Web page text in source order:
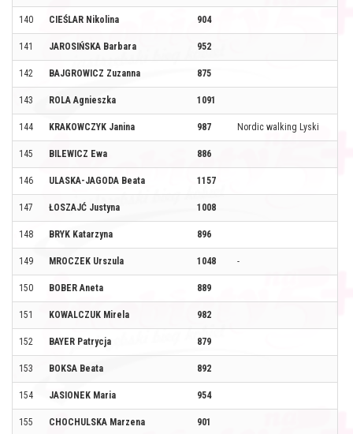
140 CIEŚLAR Nikolina 904
141 JAROSIŃSKA Barbara 952
142 BAJGROWICZ Zuzanna 875
143 ROLA Agnieszka 1091
144 KRAKOWCZYK Janina 987 Nordic walking Lyski
145 BILEWICZ Ewa 886
146 ULASKA-JAGODA Beata 1157
147 ŁOSZAJĆ Justyna 1008
148 BRYK Katarzyna 896
149 MROCZEK Urszula 1048 -
150 BOBER Aneta 889
151 KOWALCZUK Mirela 982
152 BAYER Patrycja 879
153 BOKSA Beata 892
154 JASIONEK Maria 954
155 CHOCHULSKA Marzena 901